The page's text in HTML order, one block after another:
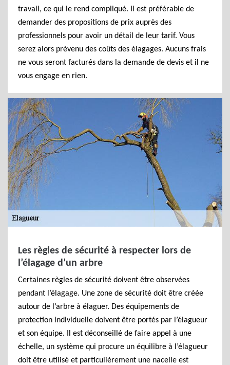
travail, ce qui le rend compliqué. Il est préférable de
demander des propositions de prix auprès des
professionnels pour avoir un détail de leur tarif. Vous
serez alors prévenu des coûts des élagages. Aucuns frais
ne vous seront facturés dans la demande de devis et il ne
vous engage en rien.
Les règles de sécurité à respecter lors de
l’élagage d’un arbre
Certaines règles de sécurité doivent être observées
pendant l’élagage. Une zone de sécurité doit être créée
autour de l’arbre à élaguer. Des équipements de
protection individuelle doivent être portés par l’élagueur
et son équipe. Il est déconseillé de faire appel à une
échelle, un système qui procure un équilibre à l’élagueur
doit être utilisé et particulièrement une nacelle est